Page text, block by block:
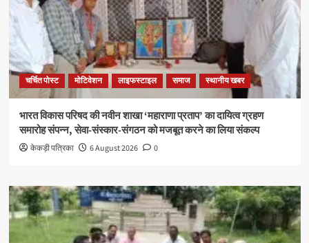
चर्चित पोस्ट मोटिवेशन लाइफस्टाइल समाज स्थानीय खबर
भारत विकास परिषद की नवीन शाखा ‘महाराणा प्रताप’ का दायित्व ग्रहण
समारोह संपन्न, सेवा-संस्कार-संगठन को मजबूत करने का लिया संकल्प
केकड़ी पत्रिका 6 August 2026 0